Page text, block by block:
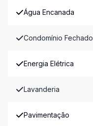
Água Encanada
Condomínio Fechado
Energia Elétrica
Lavanderia
Pavimentação